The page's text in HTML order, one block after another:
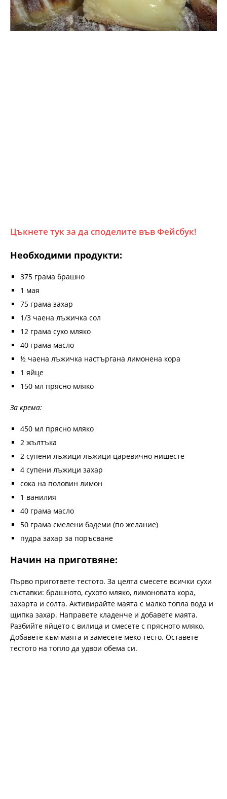
Цъкнете тук за да споделите във Фейсбук!
Необходими продукти:
375 грама брашно
1 мая
75 грама захар
1/3 чаена лъжичка сол
12 грама сухо мляко
40 грама масло
½ чаена лъжичка настъргана лимонена кора
1 яйце
150 мл прясно мляко
За крема:
450 мл прясно мляко
2 жълтъка
2 супени лъжици лъжици царевично нишесте
4 супени лъжици захар
сока на половин лимон
1 ванилия
40 грама масло
50 грама смелени бадеми (по желание)
пудра захар за поръсване
Начин на приготвяне:
Първо пригответе тестото. За целта смесете всички сухи
съставки: брашното, сухото мляко, лимоновата кора,
захарта и солта. Активирайте маята с малко топла вода и
щипка захар. Направете кладенче и добавете маята.
Разбийте яйцето с вилица и смесете с прясното мляко.
Добавете към маята и замесете меко тесто. Оставете
тестото на топло да удвои обема си.